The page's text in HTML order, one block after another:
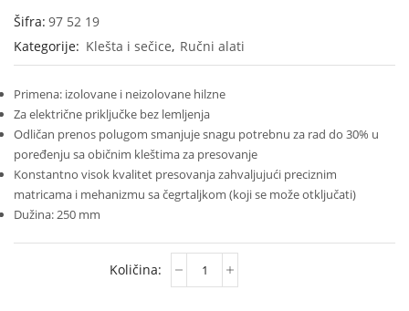
Šifra: 97 52 19
Kategorije: Klešta i sečice, Ručni alati
Primena: izolovane i neizolovane hilzne
Za električne priključke bez lemljenja
Odličan prenos polugom smanjuje snagu potrebnu za rad do 30% u
poređenju sa običnim kleštima za presovanje
Konstantno visok kvalitet presovanja zahvaljujući preciznim
matricama i mehanizmu sa čegrtaljkom (koji se može otključati)
Dužina: 250 mm